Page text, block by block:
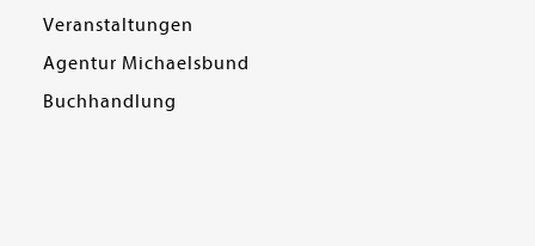
Veranstaltungen
Agentur Michaelsbund
Buchhandlung